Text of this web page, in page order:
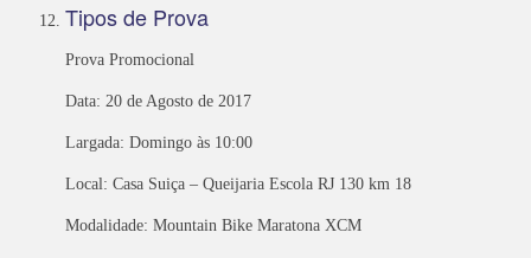
Tipos de Prova
Prova Promocional
Data: 20 de Agosto de 2017
Largada: Domingo às 10:00
Local: Casa Suiça – Queijaria Escola RJ 130 km 18
Modalidade: Mountain Bike Maratona XCM